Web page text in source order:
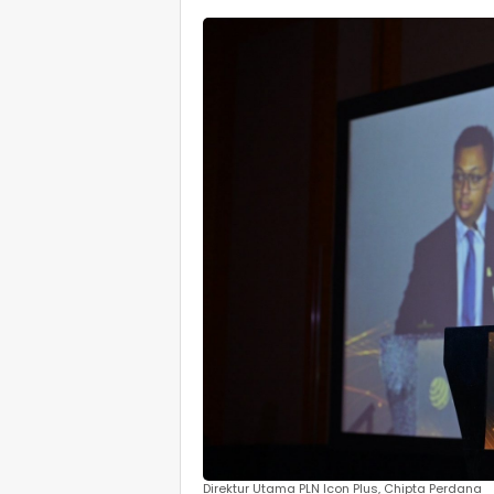
Direktur Utama PLN Icon Plus, Chipta Perdana